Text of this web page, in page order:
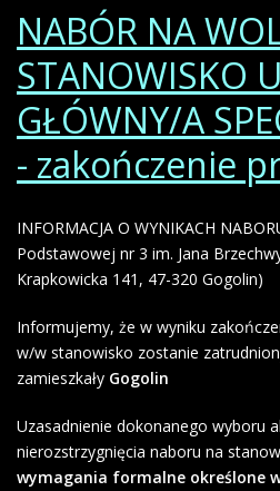
NABÓR NA
STANOWISKO
GŁÓWNY/A
- zakończenie
INFORMACJA O WYNIKACH
Podstawowej nr 3 im. Jana
Krapkowicka 141, 47-320 Gogolin)
Informujemy, że w wyniku
w/w stanowisko zostanie
zamieszkały Gogolin
Uzasadnienie dokonanego wyboru
nierozstrzygnięcia naboru na
wymagania formalne określone